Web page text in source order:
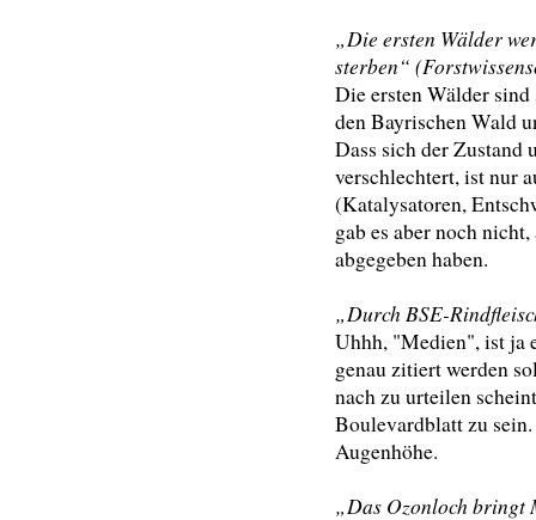
„Die ersten Wälder
sterben“
Die ersten Wälder
den Bayrischen Wald
Dass sich der Zustand
verschlechtert, ist nur
(Katalysatoren,
gab es aber noch
abgegeben haben.
„Durch BSE-
Uhhh, "Medien", ist ja
genau zitiert werden
nach zu urteilen
Boulevardblatt zu
Augenhöhe.
„Das Ozonloch bringt